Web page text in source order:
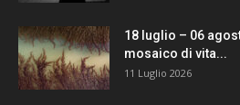
18 luglio – 06
mosaico di vita...
11 Luglio 2026